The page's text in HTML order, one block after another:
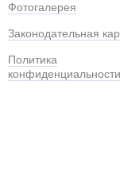
Фотогалерея
Законодательная
Политика
конфиденциальности